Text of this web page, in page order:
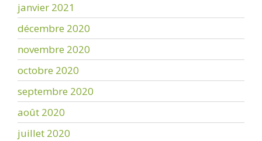
janvier 2021
décembre 2020
novembre 2020
octobre 2020
septembre 2020
août 2020
juillet 2020